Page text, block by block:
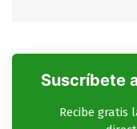
Suscríbete
Recibe